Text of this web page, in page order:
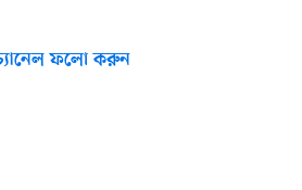
ফলো করুন